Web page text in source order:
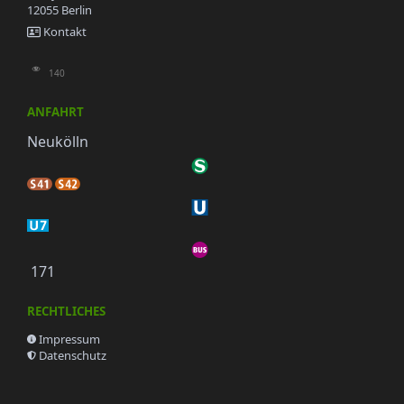
12055 Berlin
Kontakt
140
ANFAHRT
Neukölln
171
RECHTLICHES
Impressum
Datenschutz